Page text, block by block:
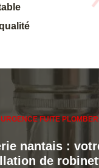
URGENCE FUITE
nantais :
de